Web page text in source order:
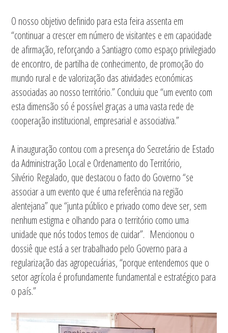
O nosso objetivo definido para esta feira assenta em
“continuar a crescer em número de visitantes e em capacidade
de afirmação, reforçando a Santiagro como espaço privilegiado
de encontro, de partilha de conhecimento, de promoção do
mundo rural e de valorização das atividades económicas
associadas ao nosso território.” Concluiu que “um evento com
esta dimensão só é possível graças a uma vasta rede de
cooperação institucional, empresarial e associativa.”
A inauguração contou com a presença do Secretário de Estado
da Administração Local e Ordenamento do Território,
Silvério Regalado, que destacou o facto do Governo “se
associar a um evento que é uma referência na região
alentejana” que “junta público e privado como deve ser, sem
nenhum estigma e olhando para o território como uma
unidade que nós todos temos de cuidar”. Mencionou o
dossiê que está a ser trabalhado pelo Governo para a
regularização das agropecuárias, “porque entendemos que o
setor agrícola é profundamente fundamental e estratégico para
o país.”